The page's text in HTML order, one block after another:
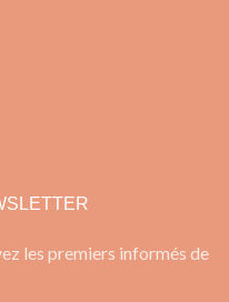
les premiers informés de